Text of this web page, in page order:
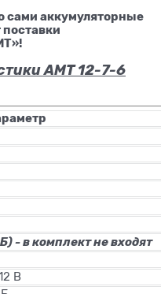
сами аккумуляторные
поставки
АМТ 12-7-6
- в комплект не входят
В